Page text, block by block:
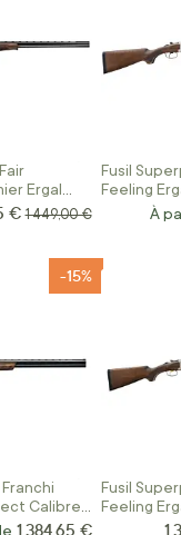
Ergal
€ Prix normal
1 449,00 €
Fusil
Feeling
CalibreÀ
Calibre
-15%
1 384,65 €
Fusil
Feeling
Calibre 1